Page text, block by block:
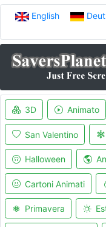
English
3D Animato
San Valentino
Halloween
Cartoni Animati
Primavera